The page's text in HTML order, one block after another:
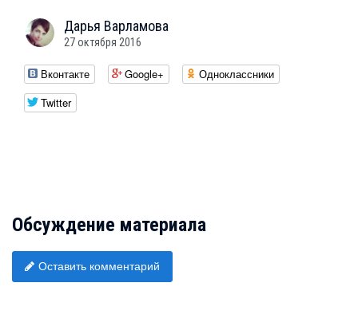
Дарья Варламова
27 октября 2016
Вконтакте Google+
Одноклассники
Twitter
Обсуждение материала
Оставить комментарий